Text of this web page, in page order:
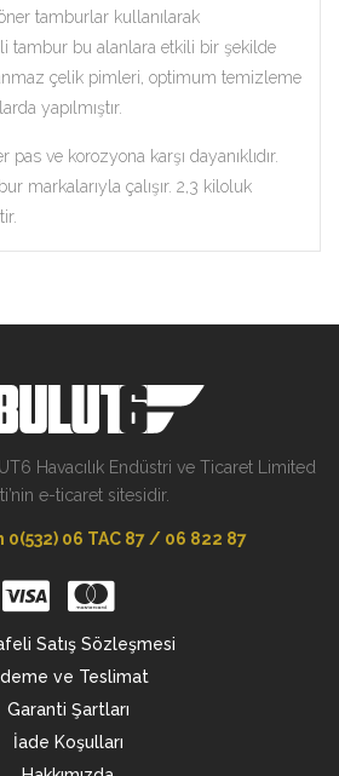
tamburlar kullanılarak
tambur bu alanlara etkili bir şekilde
çelik pimleri, optimum temizleme
yapılmıştır.
ve korozyona karşı dayanıklıdır.
markalarıyla çalışır. 2,3 kiloluk
Havacılık Endüstri ve Ticaret Limited
e-ticaret sitesidir.
0(532) 06 TAC 87 / 06 822 87
Satış Sözleşmesi
ve Teslimat
Garanti Şartları
İade Koşulları